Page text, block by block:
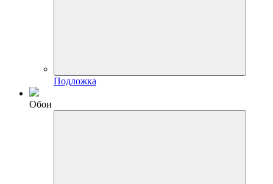
Подложка
Обои